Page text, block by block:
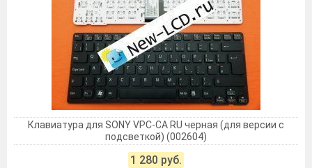
Клавиатура для SONY VPC-CA RU черная (для версии с
подсветкой) (002604)
1 280 руб.